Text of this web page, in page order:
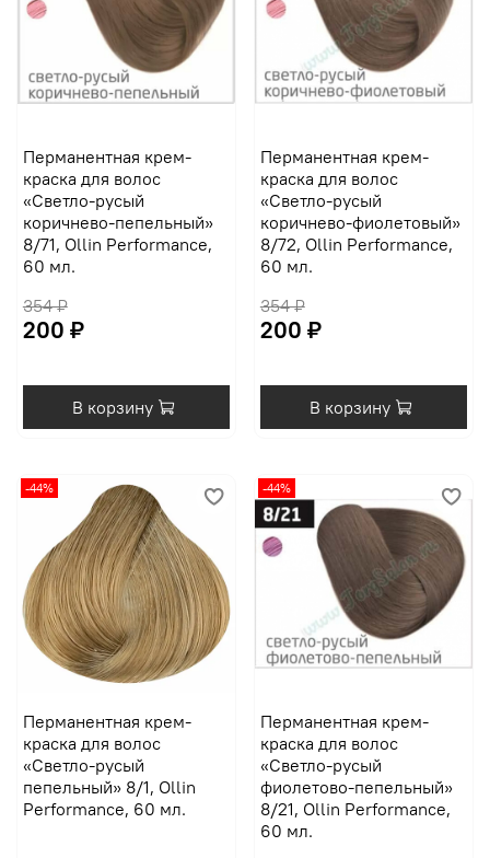
Перманентная крем-
краска для волос
«Светло-русый
коричнево-пепельный»
8/71, Ollin Performance,
60 мл.
354 ₽
200 ₽
В корзину
Перманентная крем-
краска для волос
«Светло-русый
коричнево-фиолетовый»
8/72, Ollin Performance,
60 мл.
354 ₽
200 ₽
В корзину
-44%
Перманентная крем-
краска для волос
«Светло-русый
пепельный» 8/1, Ollin
Performance, 60 мл.
-44%
Перманентная крем-
краска для волос
«Светло-русый
фиолетово-пепельный»
8/21, Ollin Performance,
60 мл.